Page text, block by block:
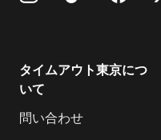
タイムアウト東京につ
いて
問い合わせ